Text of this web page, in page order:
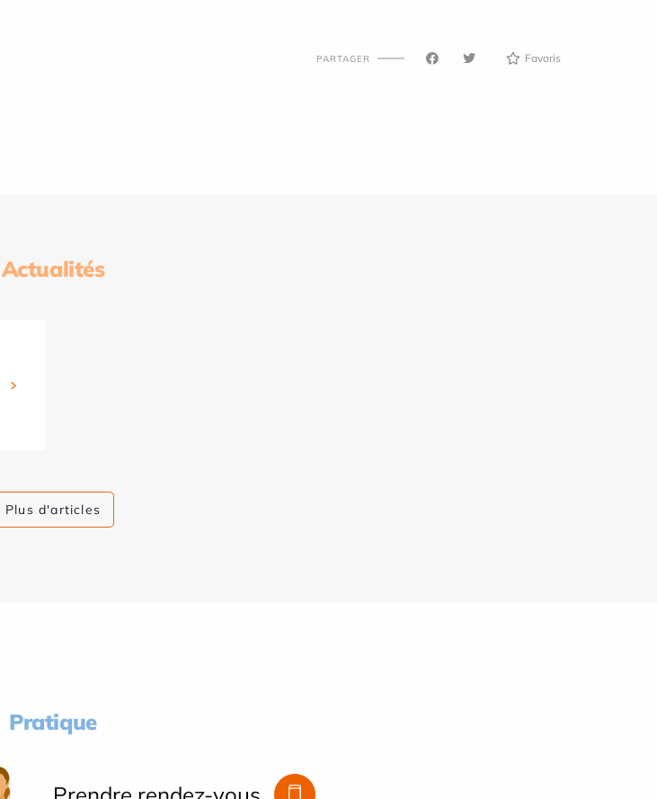
PARTAGER Favoris
Actualités
Plus d'articles
Pratique